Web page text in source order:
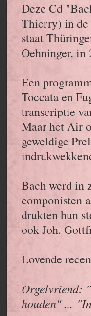
Deze Cd
Thierry) in de
staat
Oehninger, in
Een
Toccata en
transcriptie
Maar het Air
geweldige
Bach werd in
componisten
drukten hun
ook Joh.
Lovende
Orgelvriend:
houden" ...